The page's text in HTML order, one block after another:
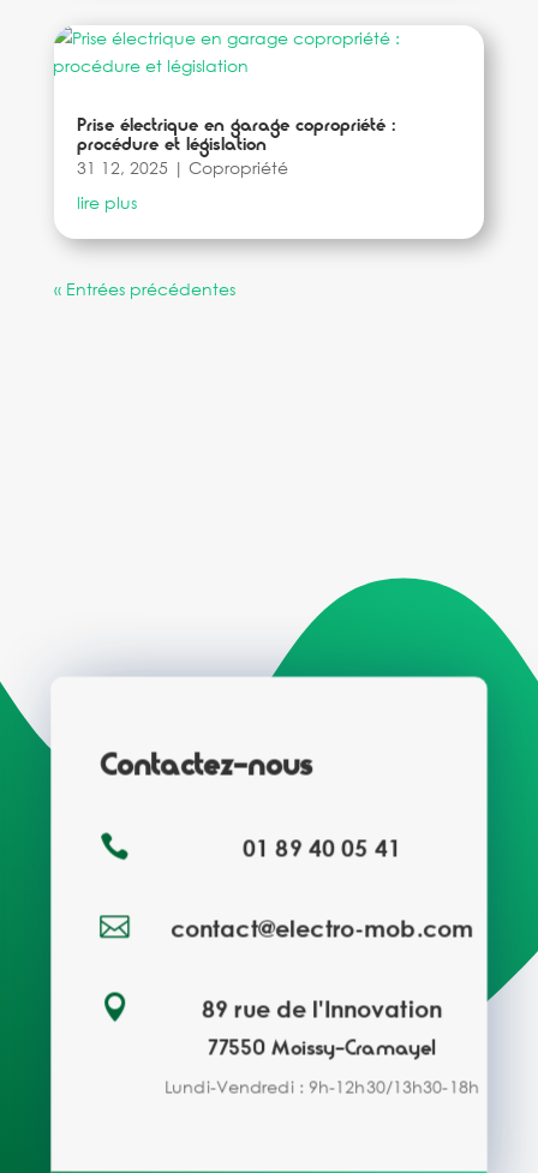
Prise électrique en garage copropriété :
procédure et législation
31 12, 2025 | Copropriété
lire plus
« Entrées précédentes
Contactez-nous
 01 89 40 05 41
 contact@electro-mob.com
 89 rue de l'Innovation
77550 Moissy-Cramayel
Lundi-Vendredi : 9h-12h30/13h30-18h